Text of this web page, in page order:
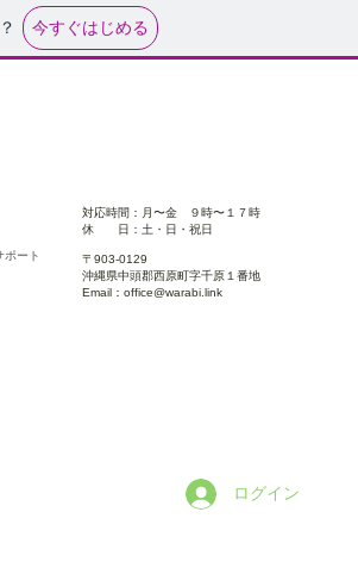
今すぐはじめる
ート
対応時間：月〜金 ９時〜１７時
休 日：土・ 日・祝日
〒903-0129​
沖縄県中頭郡西原町字千原１番地
Email： office@warabi.link
ログイン